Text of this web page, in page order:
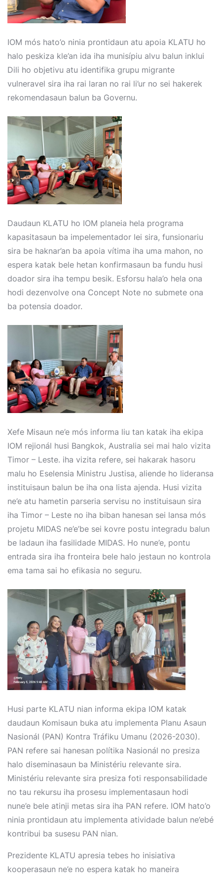
IOM mós hato’o ninia prontidaun atu apoia KLATU ho
halo peskiza kle’an ida iha munisípiu alvu balun inklui
Dili ho objetivu atu identifika grupu migrante
vulneravel sira iha rai laran no rai li’ur no sei hakerek
rekomendasaun balun ba Governu.
Daudaun KLATU ho IOM planeia hela programa
kapasitasaun ba impelementador lei sira, funsionariu
sira be haknar’an ba apoia vítima iha uma mahon, no
espera katak bele hetan konfirmasaun ba fundu husi
doador sira iha tempu besik. Esforsu hala’o hela ona
hodi dezenvolve ona Concept Note no submete ona
ba potensia doador.
Xefe Misaun ne’e mós informa liu tan katak iha ekipa
IOM rejionál husi Bangkok, Australia sei mai halo vizita
Timor – Leste. iha vizita refere, sei hakarak hasoru
malu ho Eselensia Ministru Justisa, aliende ho lideransa
instituisaun balun be iha ona lista ajenda. Husi vizita
ne’e atu hametin parseria servisu no instituisaun sira
iha Timor – Leste no iha biban hanesan sei lansa mós
projetu MIDAS ne’e’be sei kovre postu integradu balun
be ladaun iha fasilidade MIDAS. Ho nune’e, pontu
entrada sira iha fronteira bele halo jestaun no kontrola
ema tama sai ho efikasia no seguru.
Husi parte KLATU nian informa ekipa IOM katak
daudaun Komisaun buka atu implementa Planu Asaun
Nasionál (PAN) Kontra Tráfiku Umanu (2026-2030).
PAN refere sai hanesan polítika Nasionál no presiza
halo diseminasaun ba Ministériu relevante sira.
Ministériu relevante sira presiza foti responsabilidade
no tau rekursu iha prosesu implementasaun hodi
nune’e bele atinji metas sira iha PAN refere. IOM hato’o
ninia prontidaun atu implementa atividade balun ne’ebé
kontribui ba susesu PAN nian.
Prezidente KLATU apresia tebes ho inisiativa
kooperasaun ne’e no espera katak ho maneira